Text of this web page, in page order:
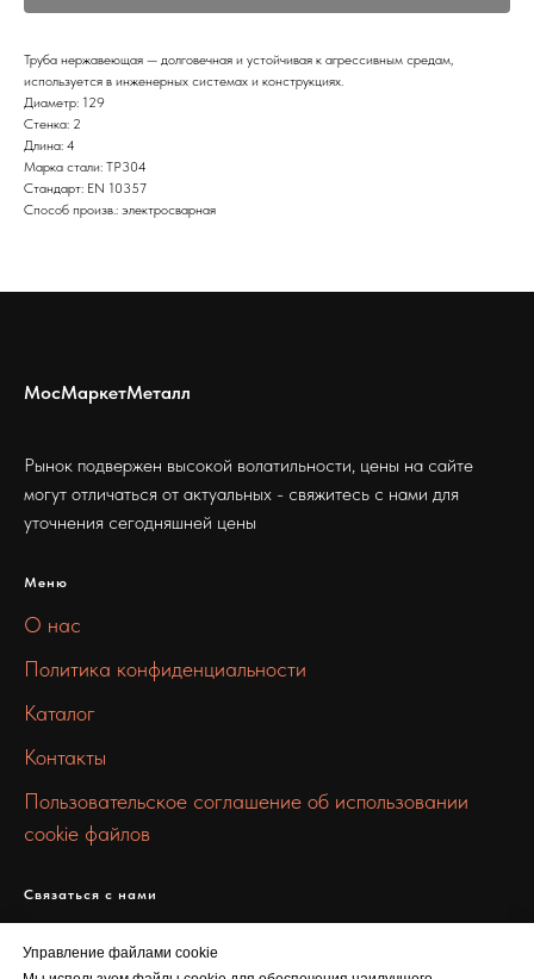
Управление файлами cookie
Труба нержавеющая — долговечная и устойчивая к агрессивным средам,
используется в инженерных системах и конструкциях.
Диаметр: 129
Стенка: 2
Длина: 4
Марка стали: TP304
Стандарт: EN 10357
Способ произв.: электросварная
МосМаркетМеталл
Рынок подвержен высокой волатильности, цены на сайте
могут отличаться от актуальных - свяжитесь с нами для
уточнения сегодняшней цены
Меню
О нас
Политика конфиденциальности
Каталог
Контакты
Пользовательское соглашение об использовании
cookie файлов
Связаться с нами